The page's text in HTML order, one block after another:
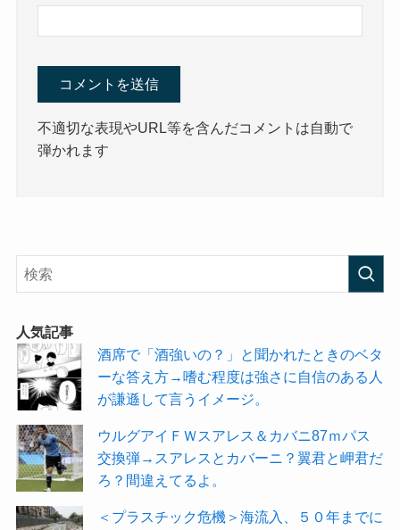
不適切な表現やURL等を含んだコメントは自動で
弾かれます
人気記事
酒席で「酒強いの？」と聞かれたときのベタ
ーな答え方→嗜む程度は強さに自信のある人
が謙遜して言うイメージ。
ウルグアイＦＷスアレス＆カバニ87ｍパス
交換弾→スアレスとカバーニ？翼君と岬君だ
ろ？間違えてるよ。
＜プラスチック危機＞海流入、５０年までに